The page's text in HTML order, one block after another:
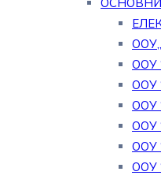
ООУ
ООУ
ООУ
ООУ
ООУ
ООУ